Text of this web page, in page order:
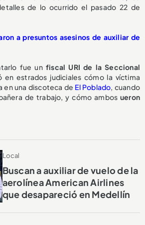
de lo ocurrido el pasado 22 de
a presuntos asesinos de auxiliar de
fue unfiscal URI de la Seccional
en estrados judiciales cómo la víctima
en una discoteca de El Poblado, cuando
de trabajo, y cómo ambos ueron
Local
Buscan a auxiliar de vuelo de la
aerolínea American Airlines
que desapareció en Medellín